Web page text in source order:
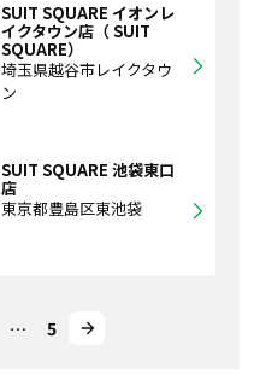
SUIT SQUARE イオンレ
イクタウン店（ SUIT
SQUARE）
埼玉県越谷市レイクタウ
ン
SUIT SQUARE 池袋東口
店
東京都豊島区東池袋
… 5